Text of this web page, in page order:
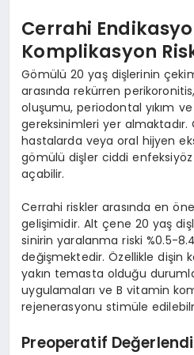
Cerrahi
Komplikasyon
Gömülü 20 yaş dişlerinin
arasında rekürren
oluşumu, periodontal yıkım
gereksinimleri yer
hastalarda veya oral hijyen
gömülü dişler ciddi
açabilir.
Cerrahi riskler arasında en
gelişimidir. Alt çene 20 yaş
sinirin yaralanma riski %0.5-
değişmektedir. Özellikle dişin
yakın temasta olduğu
uygulamaları ve B vitamin
rejenerasyonu stimüle
Preoperatif